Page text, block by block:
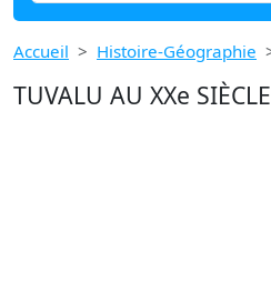
Accueil Histoire-Géographie
TUVALU AU XXe SIÈCLE